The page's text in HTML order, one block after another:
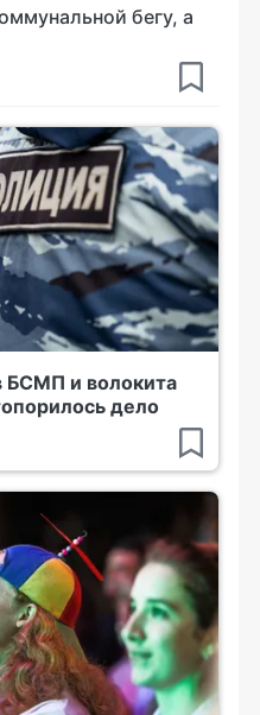
бегу, а
БСМП и волокита
дело